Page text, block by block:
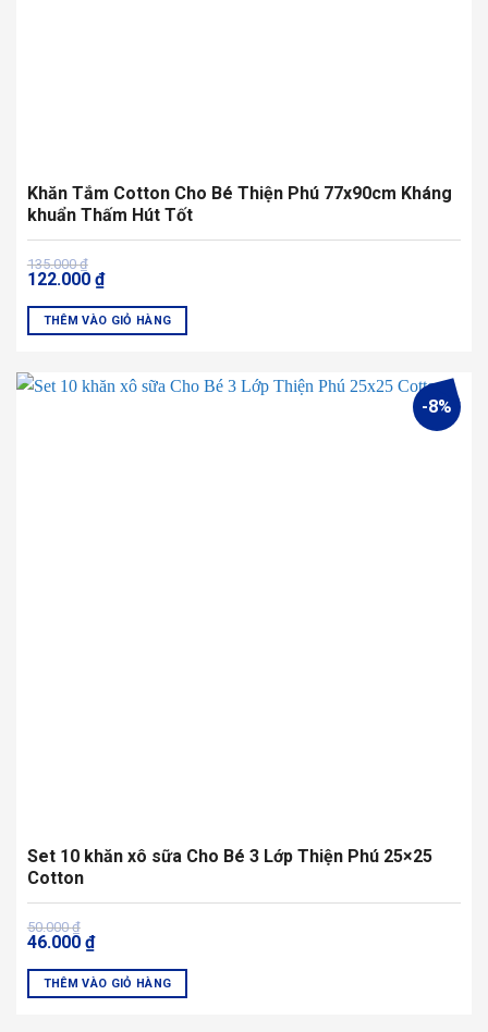
Khăn Tắm Cotton Cho Bé Thiện Phú 77x90cm Kháng
khuẩn Thấm Hút Tốt
135.000₫
Giá
gốc
135.000 ₫.
122.000 ₫
Giá
hiện
122.000 ₫.
THÊM VÀO GIỎ HÀNG
-8%
Set 10 khăn xô sữa Cho Bé 3 Lớp Thiện Phú 25×25
Cotton
50.000₫
Giá
gốc
50.000 ₫.
46.000 ₫
Giá
hiện
46.000 ₫.
THÊM VÀO GIỎ HÀNG